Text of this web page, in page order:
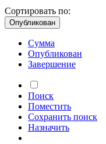
Сортировать по:
Опубликован
Сумма
Опубликован
Завершение
Поиск
Поместить
Сохранить поиск
Назначить